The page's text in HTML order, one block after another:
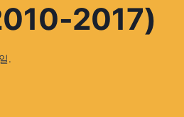
2017)
.